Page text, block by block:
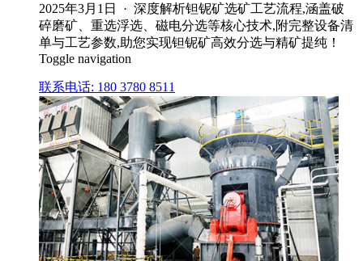
2025年3月1日 · 深度解析钽铌矿选矿工艺流程,涵盖破
碎磨矿、重选浮选、磁电分选等核心技术,附完整设备清
单与工艺参数,助您实现钽铌矿高效分选与精矿提纯！
Toggle navigation
联系电话: 180 3780 8511